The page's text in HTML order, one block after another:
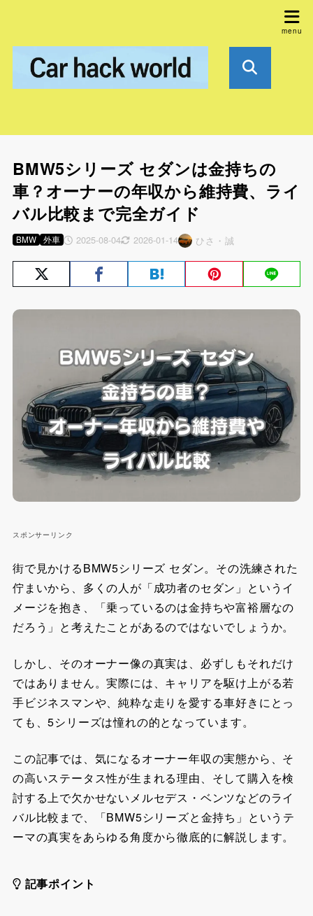
BMW5シリーズ セダンは金持ちの
車？オーナーの年収から維持費、ライ
バル比較まで完全ガイド
2025-08-04 2026-01-14
BMW 外車 ひさ・誠
スポンサーリンク
街で見かけるBMW5シリーズ セダン。その洗練された
佇まいから、多くの人が「成功者のセダン」というイ
メージを抱き、「乗っているのは金持ちや富裕層なの
だろう」と考えたことがあるのではないでしょうか。
しかし、そのオーナー像の真実は、必ずしもそれだけ
ではありません。実際には、キャリアを駆け上がる若
手ビジネスマンや、純粋な走りを愛する車好きにとっ
ても、5シリーズは憧れの的となっています。
この記事では、気になるオーナー年収の実態から、そ
の高いステータス性が生まれる理由、そして購入を検
討する上で欠かせないメルセデス・ベンツなどのライ
バル比較まで、「BMW5シリーズと金持ち」というテ
ーマの真実をあらゆる角度から徹底的に解説します。
記事ポイント